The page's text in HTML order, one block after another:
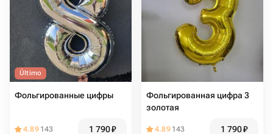
Último
Фольгированные цифры
4.89 143 1 790₽
Фольгированная цифра 3
золотая
4.89 143 1 790₽